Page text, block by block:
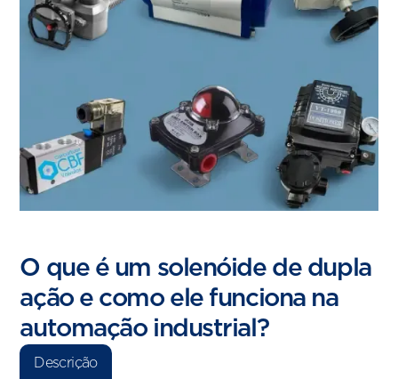
O que é um solenóide de dupla
ação e como ele funciona na
automação industrial?
Descrição